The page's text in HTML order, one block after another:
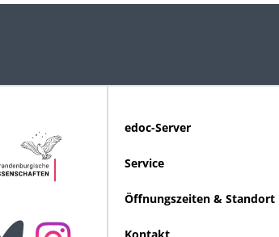
edoc-Server
Service
Öffnungszeiten & Standort